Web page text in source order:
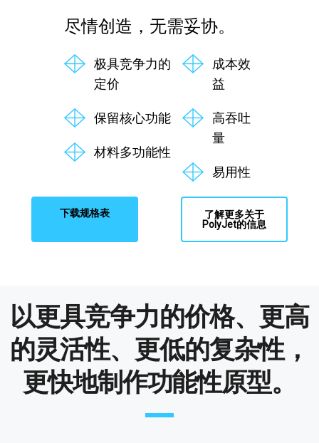
尽情创造，无需妥协。
极具竞争力的
定价
保留核心功能
材料多功能性
成本效
益
高吞吐
量
易用性
下载规格表
了解更多关于
PolyJet的信息
以更具竞争力的价格、更高
的灵活性、更低的复杂性，
更快地制作功能性原型。